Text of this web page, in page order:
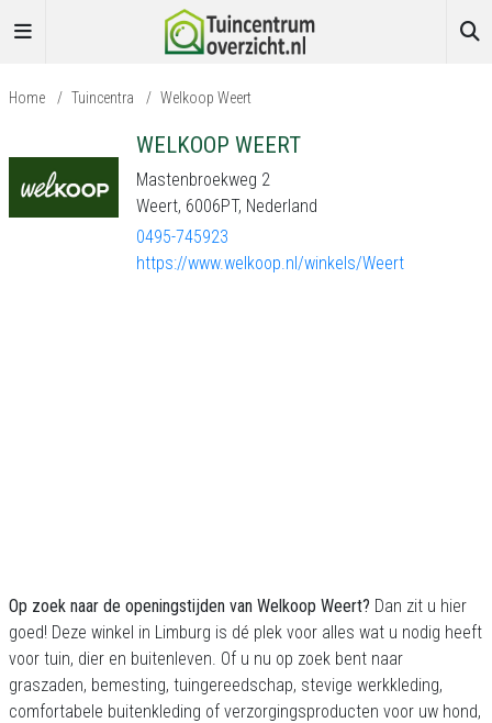
Home / Tuincentra / Welkoop Weert
WELKOOP WEERT
Mastenbroekweg 2
Weert, 6006PT, Nederland
0495-745923
https://www.welkoop.nl/winkels/Weert
Op zoek naar de openingstijden van Welkoop Weert? Dan zit u hier
goed! Deze winkel in Limburg is dé plek voor alles wat u nodig heeft
voor tuin, dier en buitenleven. Of u nu op zoek bent naar
graszaden, bemesting, tuingereedschap, stevige werkkleding,
comfortabele buitenkleding of verzorgingsproducten voor uw hond,